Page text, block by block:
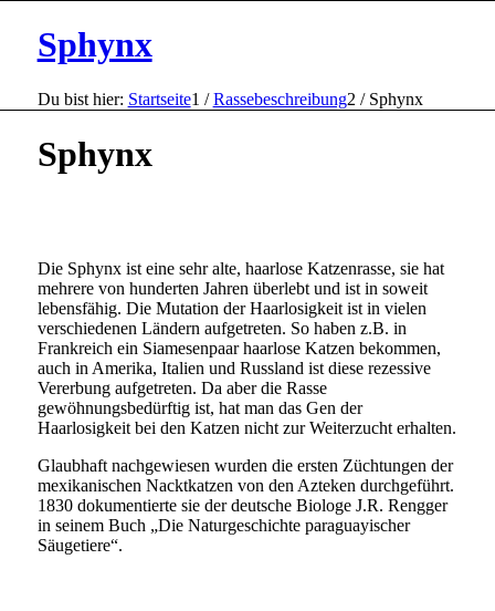
Sphynx
Du bist hier: Startseite1 / Rassebeschreibung2 / Sphynx
Sphynx
Die Sphynx ist eine sehr alte, haarlose Katzenrasse, sie hat
mehrere von hunderten Jahren überlebt und ist in soweit
lebensfähig. Die Mutation der Haarlosigkeit ist in vielen
verschiedenen Ländern aufgetreten. So haben z.B. in
Frankreich ein Siamesenpaar haarlose Katzen bekommen,
auch in Amerika, Italien und Russland ist diese rezessive
Vererbung aufgetreten. Da aber die Rasse
gewöhnungsbedürftig ist, hat man das Gen der
Haarlosigkeit bei den Katzen nicht zur Weiterzucht erhalten.
Glaubhaft nachgewiesen wurden die ersten Züchtungen der
mexikanischen Nacktkatzen von den Azteken durchgeführt.
1830 dokumentierte sie der deutsche Biologe J.R. Rengger
in seinem Buch „Die Naturgeschichte paraguayischer
Säugetiere“.